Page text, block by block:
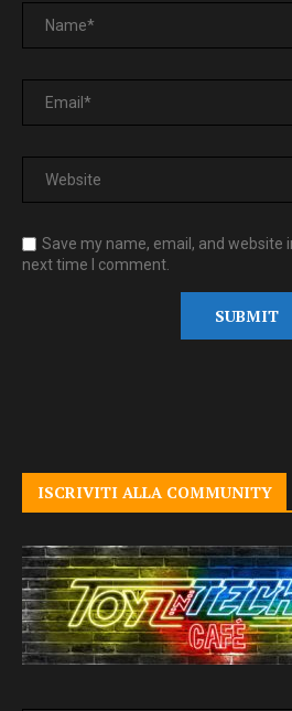
Save my name, email, and website
next time I comment.
ISCRIVITI ALLA COMMUNITY